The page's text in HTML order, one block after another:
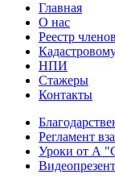
Главная
О нас
Реестр
НПИ
Стажеры
Контакты
Регламент
Уроки от А